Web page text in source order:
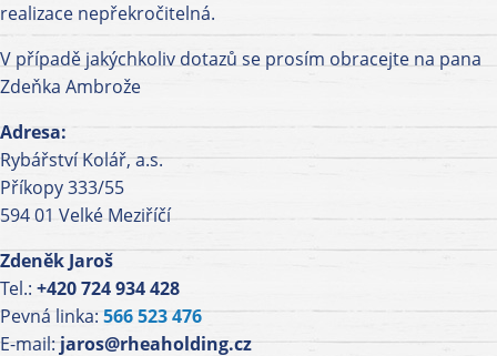
realizace nepřekročitelná.
V případě jakýchkoliv dotazů se prosím obracejte na pana
Zdeňka Ambrože
Adresa:
Rybářství Kolář, a.s.
Příkopy 333/55
594 01 Velké Meziříčí
Zdeněk Jaroš
Tel.: +420 724 934 428
Pevná linka: 566 523 476
E-mail:jaros@rheaholding.cz